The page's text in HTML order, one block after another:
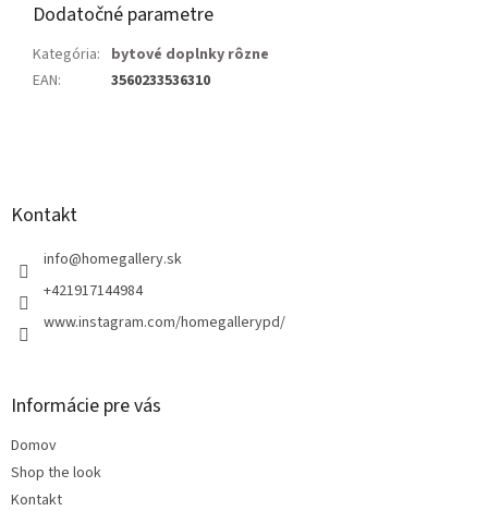
Dodatočné parametre
Kategória: bytové doplnky rôzne
EAN: 3560233536310
Kontakt
info@homegallery.sk
+421917144984
www.instagram.com/homegallerypd/
Informácie pre vás
Domov
Shop the look
Kontakt